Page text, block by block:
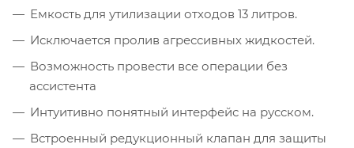
Емкость для утилизации отходов 13 литров.
Исключается пролив агрессивных жидкостей.
Возможность провести все операции без
ассистента
Интуитивно понятный интерфейс на русском.
Встроенный редукционный клапан для защиты